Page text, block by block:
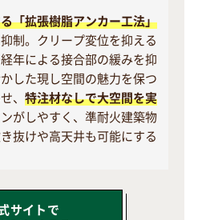
「拡張樹脂アンカー工法」
制。クリープ変位を抑える
年による接合部の緩みを抑
した現し空間の魅力を保つ
、特注材なしで大空間を実
がしやすく、準耐火建築物
抜けや高天井も可能にする
サイトで